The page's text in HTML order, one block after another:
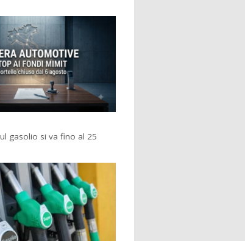
gasolio si va fino al 25